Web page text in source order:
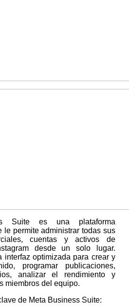
Suite es una plataforma
le permite administrar todas sus
cuentas y activos de
desde un solo lugar.
interfaz optimizada para crear y
programar publicaciones,
analizar el rendimiento y
miembros del equipo.
de Meta Business Suite: